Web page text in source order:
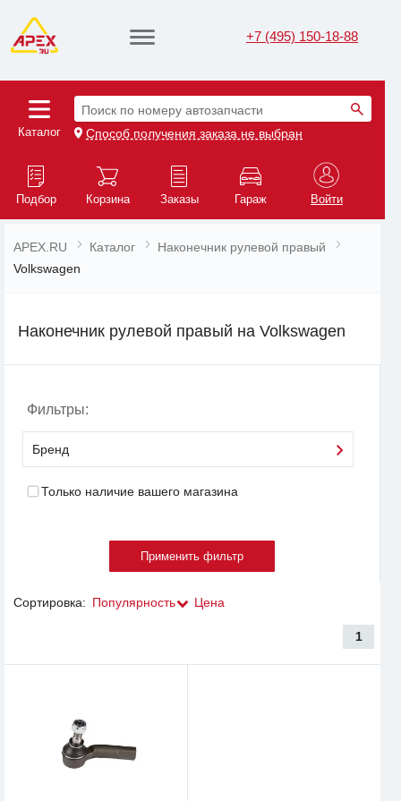
+7 (495) 150-18-88
Каталог
Поиск по номеру автозапчасти
Способ получения заказа не выбран
Подбор Корзина Заказы Гараж Войти
APEX.RU Каталог
Наконечник рулевой правый
Volkswagen
Наконечник рулевой правый на Volkswagen
Фильтры:
Бренд
Только наличие вашего магазина
Сортировка: Популярность Цена
1